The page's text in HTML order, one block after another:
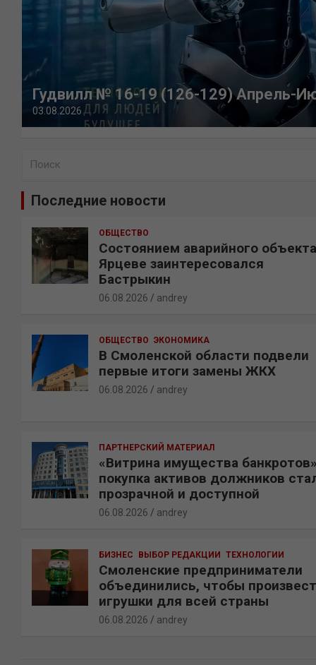
Гудвилл № 16-19 (126-129) Апрель-
03.08.2026
Последние новости
ОБЩЕСТВО
Состоянием аварийного
Ярцеве заинтересовался
Бастрыкин
06.08.2026 andrey
ОБЩЕСТВО ЭКОНОМИКА
В Смоленской области подвели
первые итоги замены ЖКХ
06.08.2026 andrey
ПАРТНЕРСКИЙ МАТЕРИАЛ
«Витрина имущества
покупка активов должников
прозрачной и доступной
06.08.2026 andrey
БИЗНЕС ВЫБОР РЕДАКЦИИ ТЕХНОЛОГИИ
Смоленские предприниматели
объединились, чтобы
игрушки для всей страны
06.08.2026 andrey